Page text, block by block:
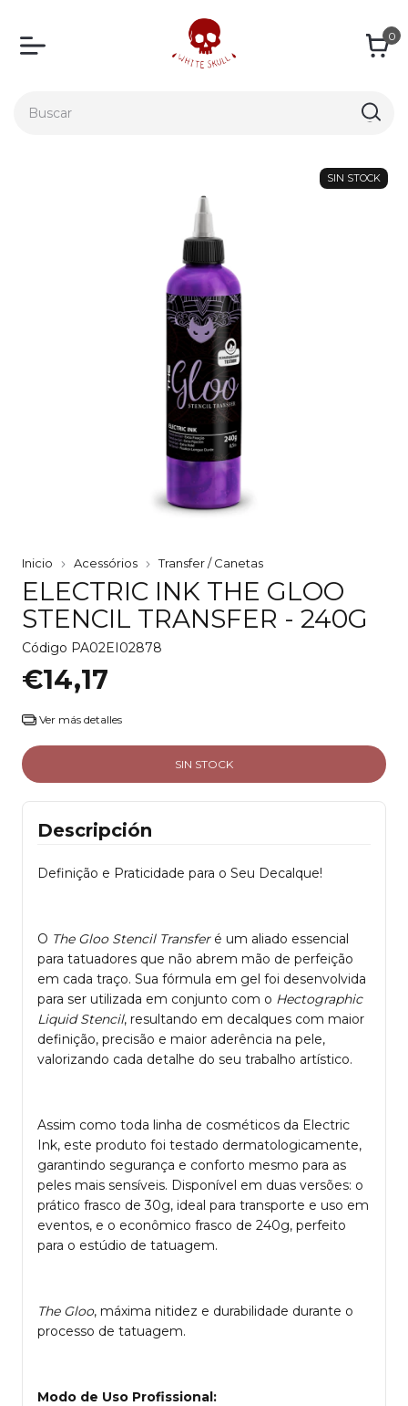
0
SIN STOCK
Inicio Acessórios Transfer / Canetas
ELECTRIC INK THE GLOO
STENCIL TRANSFER - 240G
Código PA02EI02878
€14,17
Ver más detalles
Descripción
Definição e Praticidade para o Seu Decalque!
O The Gloo Stencil Transferé um aliado essencial
para tatuadores que não abrem mão de perfeição
em cada traço. Sua fórmula em gel foi desenvolvida
para ser utilizada em conjunto com o Hectographic
Liquid Stencil, resultando em decalques com maior
definição, precisão e maior aderência na pele,
valorizando cada detalhe do seu trabalho artístico.
Assim como toda linha de cosméticos da Electric
Ink, este produto foi testado dermatologicamente,
garantindo segurança e conforto mesmo para as
peles mais sensíveis. Disponível em duas versões: o
prático frasco de 30g, ideal para transporte e uso em
eventos, e o econômico frasco de 240g, perfeito
para o estúdio de tatuagem.
The Gloo, máxima nitidez e durabilidade durante o
processo de tatuagem.
Modo de Uso Profissional: